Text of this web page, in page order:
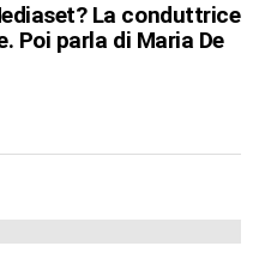
La conduttrice
Poi parla di Maria De